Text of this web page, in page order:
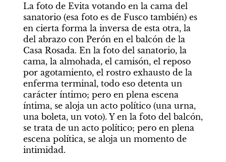
La foto de Evita votando en la cama del
sanatorio (esa foto es de Fusco también) es
en cierta forma la inversa de esta otra, la
del abrazo con Perón en el balcón de la
Casa Rosada. En la foto del sanatorio, la
cama, la almohada, el camisón, el reposo
por agotamiento, el rostro exhausto de la
enferma terminal, todo eso detenta un
carácter íntimo; pero en plena escena
íntima, se aloja un acto político (una urna,
una boleta, un voto). Y en la foto del balcón,
se trata de un acto político; pero en plena
escena política, se aloja un momento de
intimidad.